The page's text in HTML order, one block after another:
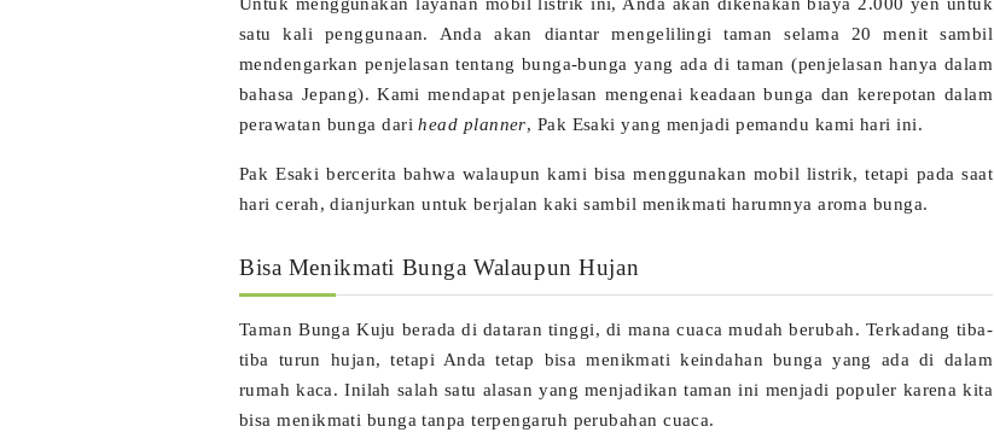
satu kali penggunaan. Anda akan diantar mengelilingi taman selama 20 menit sambil
mendengarkan penjelasan tentang bunga-bunga yang ada di taman (penjelasan hanya dalam
bahasa Jepang). Kami mendapat penjelasan mengenai keadaan bunga dan kerepotan dalam
perawatan bunga dari head planner, Pak Esaki yang menjadi pemandu kami hari ini.
Pak Esaki bercerita bahwa walaupun kami bisa menggunakan mobil listrik, tetapi pada saat
hari cerah, dianjurkan untuk berjalan kaki sambil menikmati harumnya aroma bunga.
Bisa Menikmati Bunga Walaupun Hujan
Taman Bunga Kuju berada di dataran tinggi, di mana cuaca mudah berubah. Terkadang tiba-
tiba turun hujan, tetapi Anda tetap bisa menikmati keindahan bunga yang ada di dalam
rumah kaca. Inilah salah satu alasan yang menjadikan taman ini menjadi populer karena kita
bisa menikmati bunga tanpa terpengaruh perubahan cuaca.